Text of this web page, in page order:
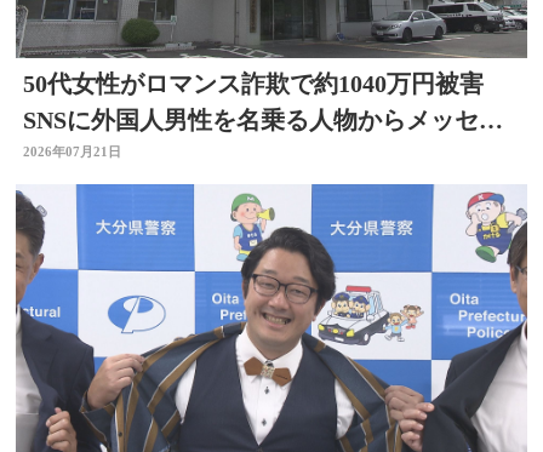
50代女性がロマンス詐欺で約1040万円被害
SNSに外国人男性を名乗る人物からメッセー
ジ 大分
2026年07月21日